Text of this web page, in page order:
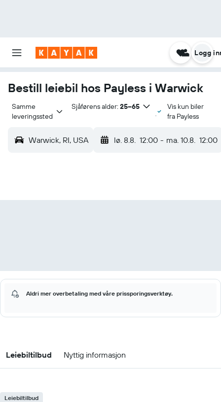
Logg
Bestill leiebil hos Payless i Warwick
Samme
leveringssted
Sjåførens alder: 25–65
Vis kun biler
fra Payless
Warwick, RI, USA lø. 8.8. 12:00 - ma. 10.8. 12:00
Aldri mer overbetaling med våre prissporingsverktøy.
Leiebiltilbud Nyttig informasjon
Leiebiltilbud